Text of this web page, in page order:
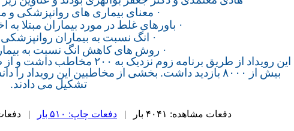
· معنای بیماری های روانپزشکی و
· باورهای غلط در مورد بیماران مبتلا به
· انگ نسبت به بیماران
· روش های کاهش انگ نسبت به
این رویداد از طریق برنامه
بیش از ۸۰۰۰ بازدید داشت. بخشی از مخاطبین این
تشکیل می دادند.
دفعات مشاهده: ۴۰۴۱ بار | دفعات چاپ: ۵۱۰ بار | دفعات